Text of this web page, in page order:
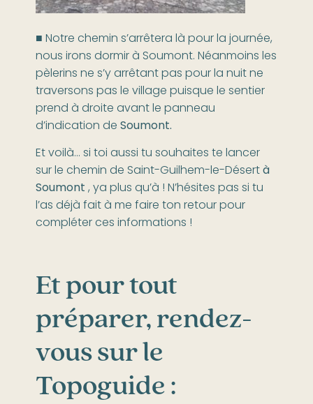
■ Notre chemin s’arrêtera là pour la journée,
nous irons dormir à Soumont. Néanmoins les
pèlerins ne s’y arrêtant pas pour la nuit ne
traversons pas le village puisque le sentier
prend à droite avant le panneau
d’indication deSoumont.
Et voilà… si toi aussi tu souhaites te lancer
sur le chemin de Saint-Guilhem-le-Désertà
Soumont, ya plus qu’à ! N’hésites pas si tu
l’as déjà fait à me faire ton retour pour
compléter ces informations !
Et pour tout
préparer, rendez-
vous sur le
Topoguide :